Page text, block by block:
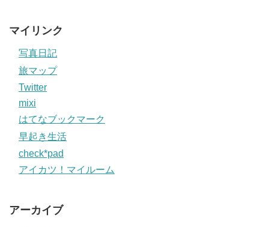
マイリンク
写真日記
旅マップ
Twitter
mixi
はてなブックマーク
早起き生活
check*pad
アイカツ！マイルーム
アーカイブ